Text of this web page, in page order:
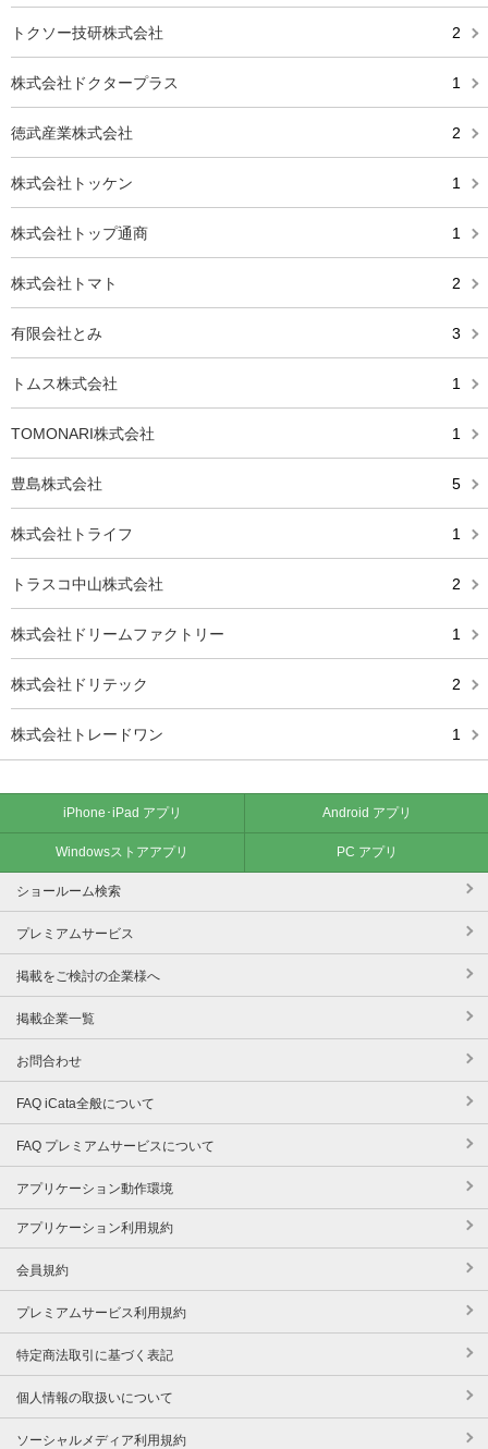
トクソー技研株式会社 2
株式会社ドクタープラス 1
徳武産業株式会社 2
株式会社トッケン 1
株式会社トップ通商 1
株式会社トマト 2
有限会社とみ 3
トムス株式会社 1
TOMONARI株式会社 1
豊島株式会社 5
株式会社トライフ 1
トラスコ中山株式会社 2
株式会社ドリームファクトリー 1
株式会社ドリテック 2
株式会社トレードワン 1
iPhone･iPad アプリ Android アプリ
Windowsストアアプリ PC アプリ
ショールーム検索
プレミアムサービス
掲載をご検討の企業様へ
掲載企業一覧
お問合わせ
FAQ iCata全般について
FAQ プレミアムサービスについて
アプリケーション動作環境
アプリケーション利用規約
会員規約
プレミアムサービス利用規約
特定商法取引に基づく表記
個人情報の取扱いについて
ソーシャルメディア利用規約